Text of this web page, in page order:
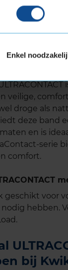
Enkel
van de
tot de stillere
name op
aan het
maken in je
veilige,
droge als
deze band
en is
serie
comfort.
geschikt voor
hebben.
bij